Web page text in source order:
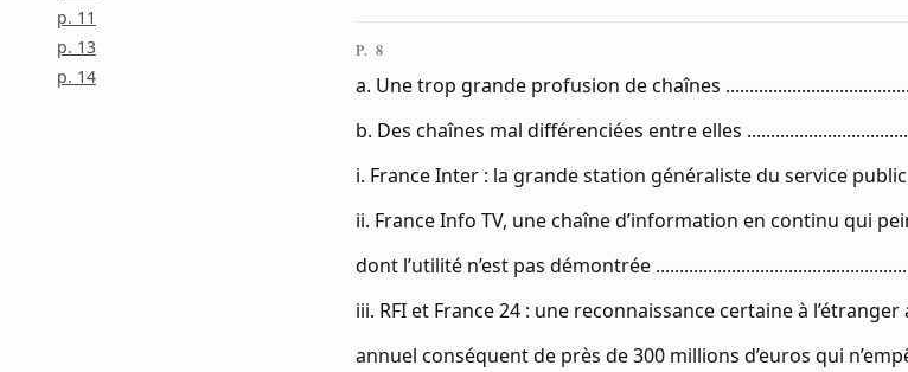
p. 11
p. 13
p. 14
P. 8
a. Une trop grande profusion de chaînes
b. Des chaînes mal différenciées entre elles
i. France Inter : la grande station généraliste du service public
ii. France Info TV, une chaîne d’information en continu qui
dont l’utilité n’est pas démontrée
iii. RFI et France 24 : une reconnaissance certaine à
annuel conséquent de près de 300 millions d’euros qui